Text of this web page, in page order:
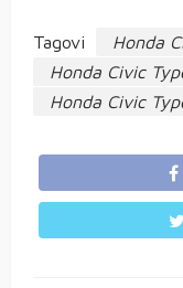
Tagovi
Honda
Honda Civic
Honda Civic